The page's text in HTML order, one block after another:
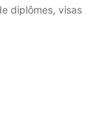
diplômes, visas